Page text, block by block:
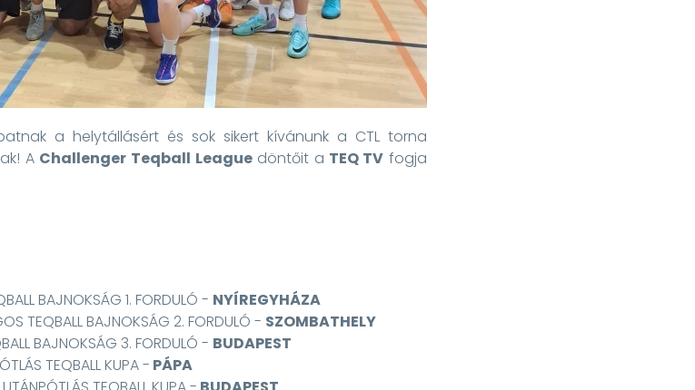
a helytállásért és sok sikert kívánunk a CTL torna
A Challenger Teqball Leaguedöntőit a TEQ TV fogja
BAJNOKSÁG 1. FORDULÓ - NYÍREGYHÁZA
TEQBALL BAJNOKSÁG 2. FORDULÓ - SZOMBATHELY
BAJNOKSÁG 3. FORDULÓ - BUDAPEST
TEQBALL KUPA - PÁPA